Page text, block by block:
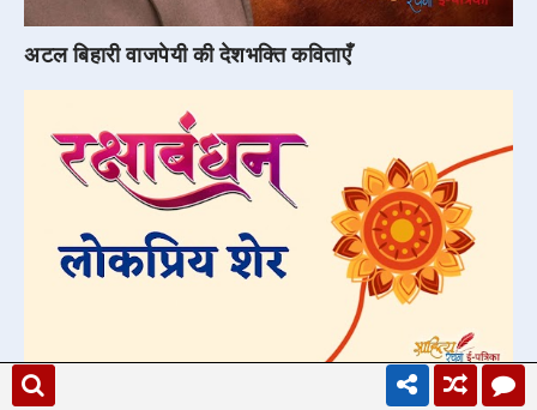
अटल बिहारी वाजपेयी की देशभक्ति कविताएँ
रक्षाबंधन पर शायरी | Raksha Bandhan Shayari